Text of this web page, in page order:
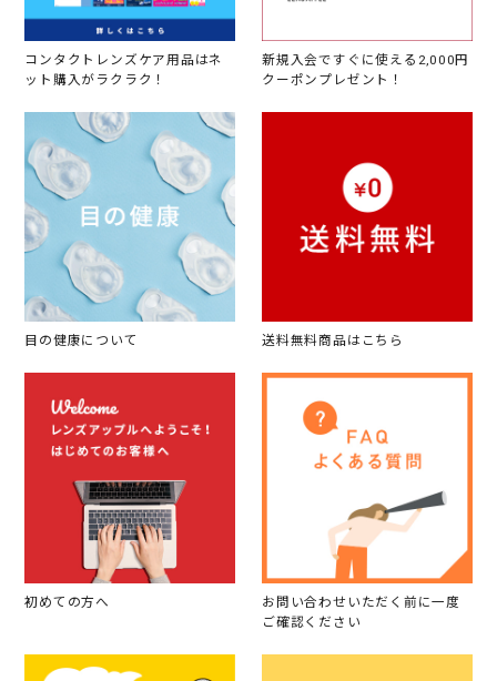
コンタクトレンズケア用品はネ
ット購入がラクラク！
新規入会ですぐに使える2,000円
クーポンプレゼント！
目の健康について 送料無料商品はこちら
初めての方へ
お問い合わせいただく前に一度
ご確認ください